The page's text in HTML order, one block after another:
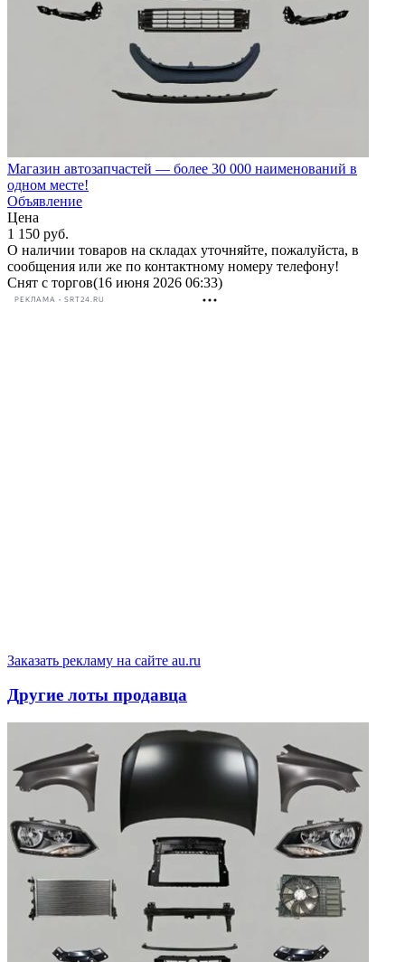
Магазин автозапчастей — более 30 000 наименований в
одном месте!
Объявление
Цена
1 150 руб.
О наличии товаров на складах уточняйте, пожалуйста, в
сообщения или же по контактному номеру телефону!
Снят с торгов(16 июня 2026 06:33)
РЕКЛАМА • SRT24.RU
Заказать рекламу на сайте au.ru
Другие лоты продавца